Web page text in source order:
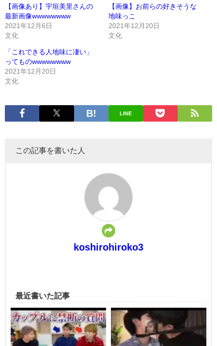
【画像あり】宇垣美里さんの
最新画像wwwwwwww
2021年12月6日
文化
【画像】お前らの好きそうな
地味っこ
2021年12月20日
文化
「これできる人地味に凄い」
ってものwwwwwwww
2021年12月20日
文化
LINE
この記事を書いた人
koshirohiroko3
最近書いた記事